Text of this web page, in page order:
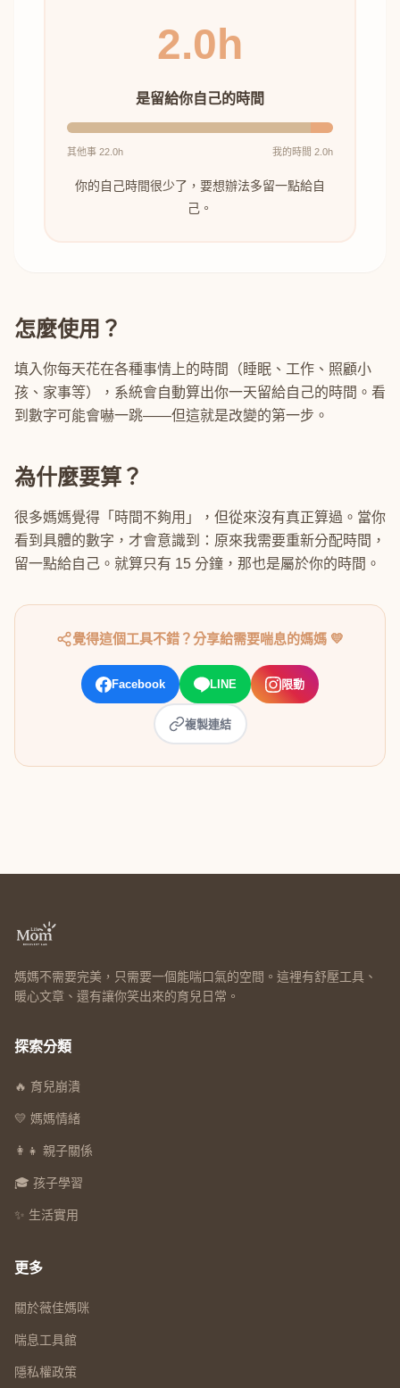
2.0h
是留給你自己的時間
其他事 22.0h 我的時間 2.0h
你的自己時間很少了，要想辦法多留一點給自
己。
怎麼使用？
填入你每天花在各種事情上的時間（睡眠、工作、照顧小
孩、家事等），系統會自動算出你一天留給自己的時間。看
到數字可能會嚇一跳——但這就是改變的第一步。
為什麼要算？
很多媽媽覺得「時間不夠用」，但從來沒有真正算過。當你
看到具體的數字，才會意識到：原來我需要重新分配時間，
留一點給自己。就算只有 15 分鐘，那也是屬於你的時間。
覺得這個工具不錯？分享給需要喘息的媽媽 💛
Facebook LINE 限動
複製連結
媽媽不需要完美，只需要一個能喘口氣的空間。這裡有舒壓工具、
暖心文章、還有讓你笑出來的育兒日常。
探索分類
🔥 育兒崩潰
💛 媽媽情緒
👩‍👧 親子關係
🎓 孩子學習
✨ 生活實用
更多
關於薇佳媽咪
喘息工具館
隱私權政策